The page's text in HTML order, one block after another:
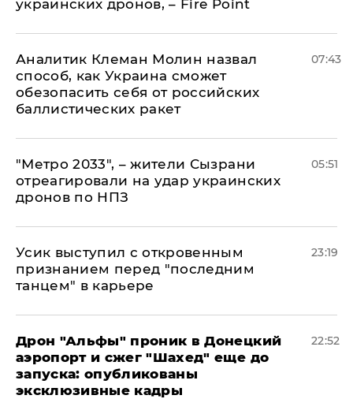
украинских дронов, – Fire Point
Аналитик Клеман Молин назвал
способ, как Украина сможет
обезопасить себя от российских
баллистических ракет
07:43
"Метро 2033", – жители Сызрани
отреагировали на удар украинских
дронов по НПЗ
05:51
Усик выступил с откровенным
признанием перед "последним
танцем" в карьере
23:19
Дрон "Альфы" проник в Донецкий
аэропорт и сжег "Шахед" еще до
запуска: опубликованы
эксклюзивные кадры
22:52